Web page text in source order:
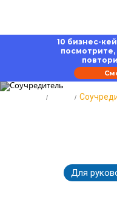
10 бизнес-
Для